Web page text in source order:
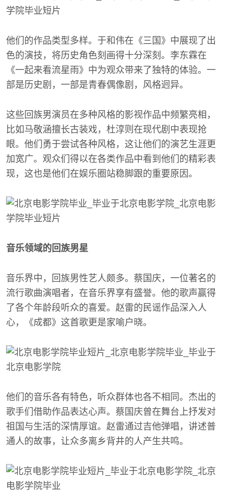
他们的作品类型多样。于和伟在《三国》中展现了出
色的演技，将历史角色刻画得十分深刻。李东霖在
《一起来看流星雨》中为观众带来了独特的体验。一
部是历史剧，一部是青春偶像剧，风格迥异。
这些回族男演员在多种风格的影视作品中频繁亮相，
比如马敬涵擅长古装戏，杜淳则在现代剧中表现抢
眼。他们勇于尝试各种风格，这让他们的演艺生涯更
加宽广。观众们得以在各类作品中看到他们的精彩表
现，这也是他们在娱乐圈站稳脚跟的重要原因。
音乐领域的回族男星
音乐界中，回族男性艺人颇多。蔡国庆，一位著名的
流行歌曲演唱者，在音乐界享有盛誉。他的歌声赢得
了各个年龄段听众的喜爱。赵雷的民谣作品深入人
心，《成都》这首歌更是家喻户晓。
他们的音乐各有特色，听众群体也各不相同。杰出的
歌手们借助作品表达心声。蔡国庆曾在舞台上抒发对
祖国与生活的深情厚谊。赵雷通过吉他弹唱，讲述普
通人的故事，让众多离乡背井的人产生共鸣。